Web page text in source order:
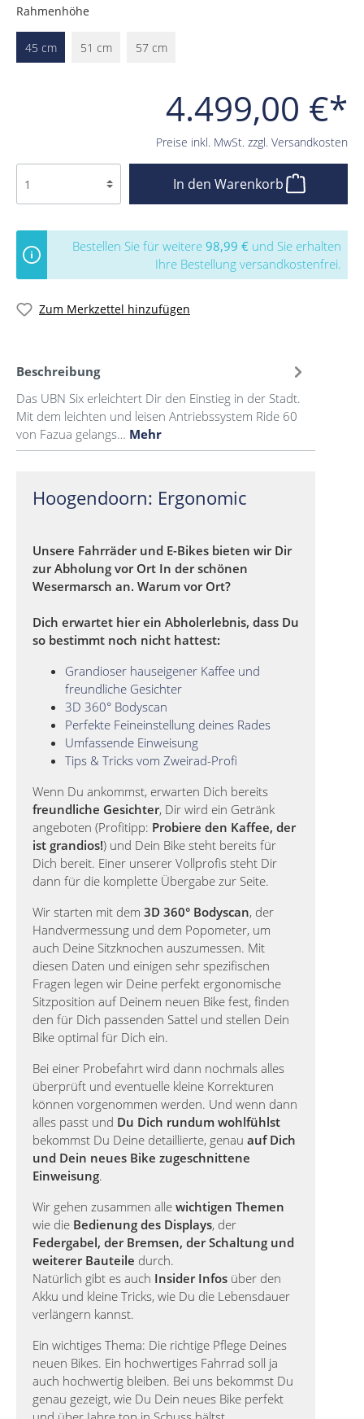
4.499,00 €*
Preise inkl. MwSt. zzgl. Versandkosten
Rahmenhöhe
45 cm 51 cm 57 cm
In den Warenkorb
Bestellen Sie für weitere 98,99 € und Sie erhalten
Ihre Bestellung versandkostenfrei.
Zum Merkzettel hinzufügen
Beschreibung
Das UBN Six erleichtert Dir den Einstieg in der Stadt.
Mit dem leichten und leisen Antriebssystem Ride 60
von Fazua gelangs… Mehr
Hoogendoorn: Ergonomic
Unsere Fahrräder und E-Bikes bieten wir Dir
zur Abholung vor Ort In der schönen
Wesermarsch an. Warum vor Ort?
Dich erwartet hier ein Abholerlebnis, dass Du
so bestimmt noch nicht hattest:
Grandioser hauseigener Kaffee und
freundliche Gesichter
3D 360° Bodyscan
Perfekte Feineinstellung deines Rades
Umfassende Einweisung
Tips & Tricks vom Zweirad-Profi
Wenn Du ankommst, erwarten Dich bereits
freundliche Gesichter, Dir wird ein Getränk
angeboten (Profitipp: Probiere den Kaffee, der
ist grandios!) und Dein Bike steht bereits für
Dich bereit. Einer unserer Vollprofis steht Dir
dann für die komplette Übergabe zur Seite.
Wir starten mit dem 3D 360° Bodyscan, der
Handvermessung und dem Popometer, um
auch Deine Sitzknochen auszumessen. Mit
diesen Daten und einigen sehr spezifischen
Fragen legen wir Deine perfekt ergonomische
Sitzposition auf Deinem neuen Bike fest, finden
den für Dich passenden Sattel und stellen Dein
Bike optimal für Dich ein.
Bei einer Probefahrt wird dann nochmals alles
überprüft und eventuelle kleine Korrekturen
können vorgenommen werden. Und wenn dann
alles passt und Du Dich rundum wohlfühlst
bekommst Du Deine detaillierte, genau auf Dich
und Dein neues Bike zugeschnittene
Einweisung.
Wir gehen zusammen alle wichtigen Themen
wie die Bedienung des Displays, der
Federgabel, der Bremsen, der Schaltung und
weiterer Bauteile durch.
Natürlich gibt es auch Insider Infos über den
Akku und kleine Tricks, wie Du die Lebensdauer
verlängern kannst.
Ein wichtiges Thema: Die richtige Pflege Deines
neuen Bikes. Ein hochwertiges Fahrrad soll ja
auch hochwertig bleiben. Bei uns bekommst Du
genau gezeigt, wie Du Dein neues Bike perfekt